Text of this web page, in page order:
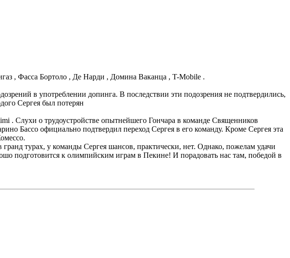
, Фасса Бортоло , Де Нарди , Домина Ваканца , T-Mobile .
в употреблении допинга. В последствии эти подозрения не подтвердились,
Сергея был потерян
. Слухи о трудоустройстве опытнейшего Гончара в команде Священников
Бассо официально подтвердил переход Сергея в его команду. Кроме Сергея эта
турах, у команды Сергея шансов, практически, нет. Однако, пожелам удачи
подготовится к олимпийским играм в Пекине! И порадовать нас там, победой в